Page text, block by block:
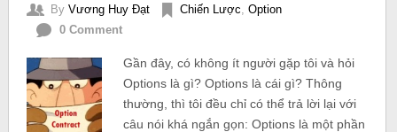
By Vương Huy Đạt Chiến Lược Option
0 Comment
Gần đây, có không ít người gặp tôi và hỏi
Options là gì? Options là cái gì? Thông
thường, thì tôi đều chỉ có thể trả lời lại với
câu nói khá ngắn gọn: Options là một phần